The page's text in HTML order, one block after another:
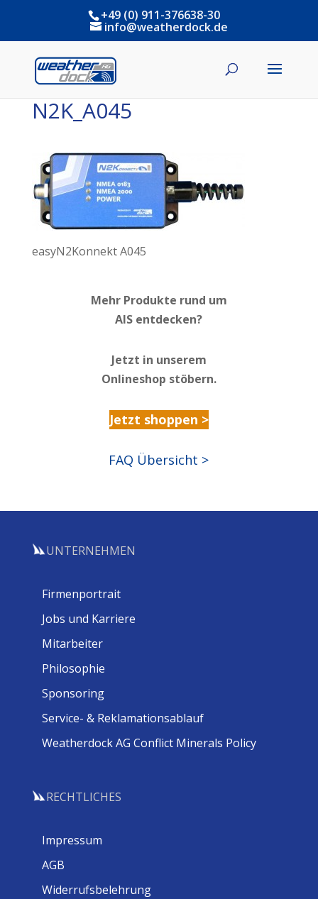
+49 (0) 911-376638-30
info@weatherdock.de
N2K_A045
easyN2Konnekt A045
Mehr Produkte rund um
AIS entdecken?
Jetzt in unserem
Onlineshop stöbern.
Jetzt shoppen >
FAQ Übersicht >
UNTERNEHMEN
Firmenportrait
Jobs und Karriere
Mitarbeiter
Philosophie
Sponsoring
Service- & Reklamationsablauf
Weatherdock AG Conflict Minerals Policy
RECHTLICHES
Impressum
AGB
Widerrufsbelehrung